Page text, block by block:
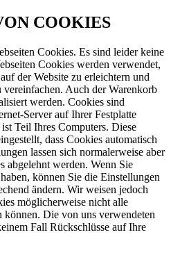
COOKIES
Cookies. Es sind leider keine
Cookies werden verwendet,
der Website zu erleichtern und
vereinfachen. Auch der Warenkorb
werden. Cookies sind
Server auf Ihrer Festplatte
Teil Ihres Computers. Diese
dass Cookies automatisch
lassen sich normalerweise aber
abgelehnt werden. Wenn Sie
können Sie die Einstellungen
ändern. Wir weisen jedoch
möglicherweise nicht alle
können. Die von uns verwendeten
Fall Rückschlüsse auf Ihre